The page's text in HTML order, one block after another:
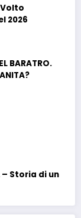
2026
BARATRO.
– Storia di un